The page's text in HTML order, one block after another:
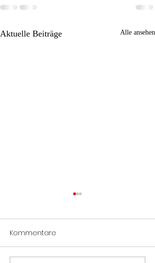
Aktuelle Beiträge Alle ansehen
PKW Brand A1
Kommentare